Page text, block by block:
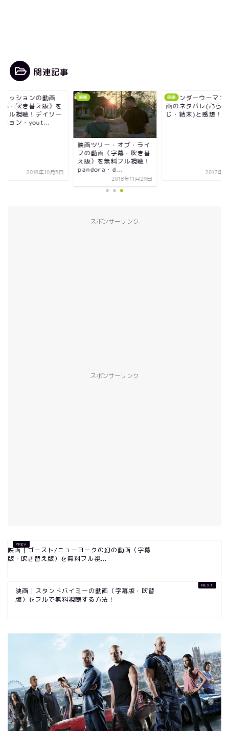
関連記事
セッションの動画
幕・吹き替え版）を
フル視聴！デイリー
ション・yout...
2018年10月5日
映画
映画ツリー・オブ・ライ
フの動画（字幕・吹き替
え版）を無料フル視聴！
pandora・d...
2018年11月29日
映画
『ワンダーウーマン
画のネタバレ(あらす
じ・結末)と感想！
2017年9
スポンサーリンク
スポンサーリンク
映画｜ゴースト/ニューヨークの幻の動画（字幕
版・吹き替え版）を無料フル視...
映画｜スタンドバイミーの動画（字幕版・吹替
版）をフルで無料視聴する方法！